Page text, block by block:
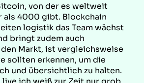
von der es weltweit
als 4000 gibt. Blockchain
logistik das Team wächst
bringt zudem auch
Markt, ist vergleichsweise
sollten erkennen, um die
und übersichtlich zu halten.